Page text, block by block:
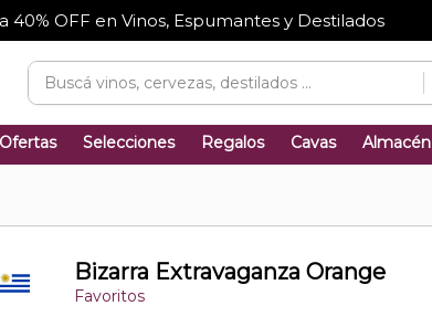
40% OFF en Vinos, Espumantes y Destilados
Ofertas Selecciones Regalos Cavas Almacén
Bizarra Extravaganza Orange
Favoritos